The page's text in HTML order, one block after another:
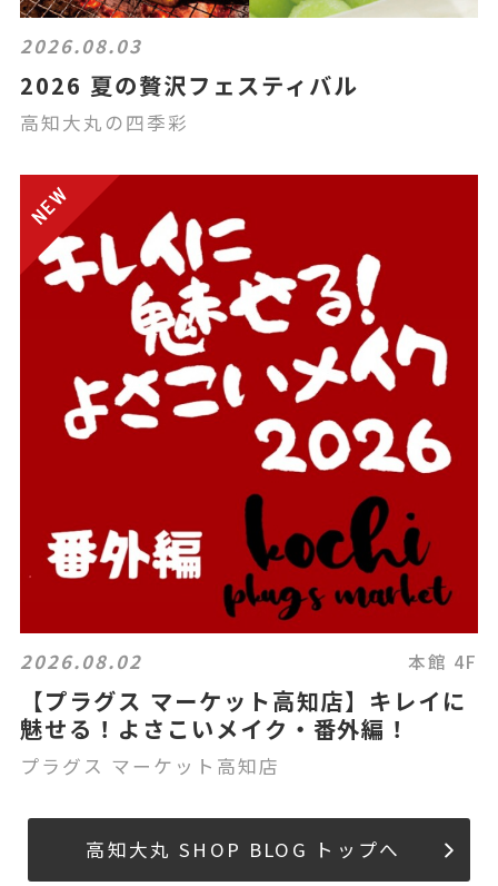
2026.08.03
2026 夏の贅沢フェスティバル
高知大丸の四季彩
2026.08.02 本館 4F
【プラグス マーケット高知店】キレイに
魅せる！よさこいメイク・番外編！
プラグス マーケット高知店
高知大丸 SHOP BLOG トップへ